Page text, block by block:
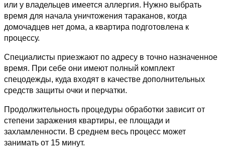
или у владельцев имеется аллергия. Нужно выбрать
время для начала уничтожения тараканов, когда
домочадцев нет дома, а квартира подготовлена к
процессу.
Специалисты приезжают по адресу в точно назначенное
время. При себе они имеют полный комплект
спецодежды, куда входят в качестве дополнительных
средств защиты очки и перчатки.
Продолжительность процедуры обработки зависит от
степени заражения квартиры, ее площади и
захламленности. В среднем весь процесс может
занимать от 15 минут.